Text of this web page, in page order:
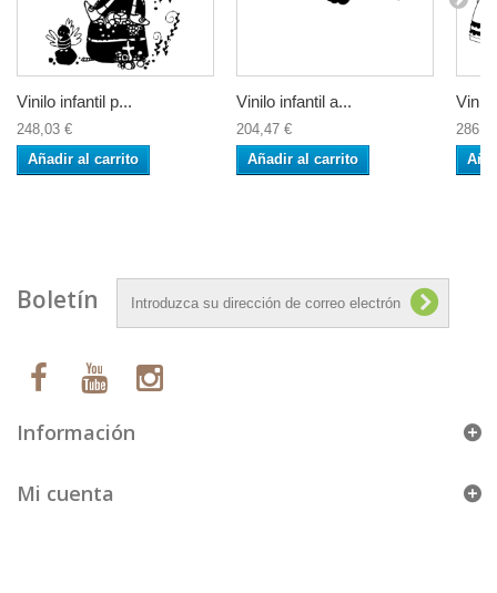
Vinilo infantil p...
248,03 €
Añadir al carrito
Vinilo infantil a...
204,47 €
Añadir al carrito
Boletín
Información
Mi cuenta